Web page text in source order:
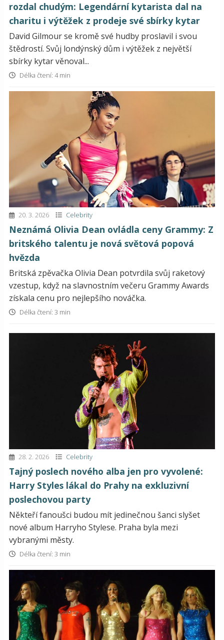
rozdal chudým: Legendární kytarista dal na
charitu i výtěžek z prodeje své sbírky kytar
David Gilmour se kromě své hudby proslavil i svou
štědrostí. Svůj londýnský dům i výtěžek z největší
sbírky kytar věnoval...
Délka čtení: 4 min
20. 3. 2026 Celebrity
Neznámá Olivia Dean ovládla ceny Grammy: Z
britského talentu je nová světová popová
hvězda
Britská zpěvačka Olivia Dean potvrdila svůj raketový
vzestup, když na slavnostním večeru Grammy Awards
získala cenu pro nejlepšího nováčka.
Délka čtení: 3 min
28. 2. 2026 Celebrity
Tajný poslech nového alba jen pro vyvolené:
Harry Styles lákal do Prahy na exkluzivní
poslechovou party
Někteří fanoušci budou mít jedinečnou šanci slyšet
nové album Harryho Stylese. Praha byla mezi
vybranými městy.
Délka čtení: 3 min